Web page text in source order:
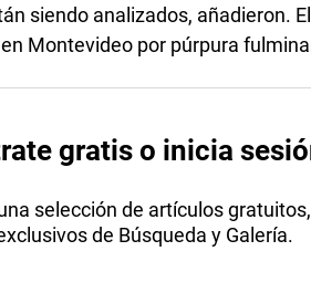
siendo analizados, añadieron.
Montevideo por púrpura
gratis o inicia
selección de artículos
de Búsqueda y Galería.